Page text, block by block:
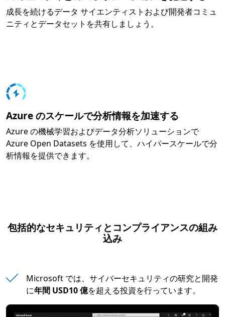
成長を続けるデータ サイエンティストおよび開発者コミュ
ニティとデータセットを共有しましょう。
Azure のスケールで分析情報を加速する
Azure の機械学習およびデータ分析ソリューションで
Azure Open Datasets を使用して、ハイパースケールで分
析情報を提供できます。
包括的なセキュリティとコンプライアンスの組み
込み
Microsoft では、サイバーセキュリティの研究と開発
に年間 USD10 億を超える投資を行っています。